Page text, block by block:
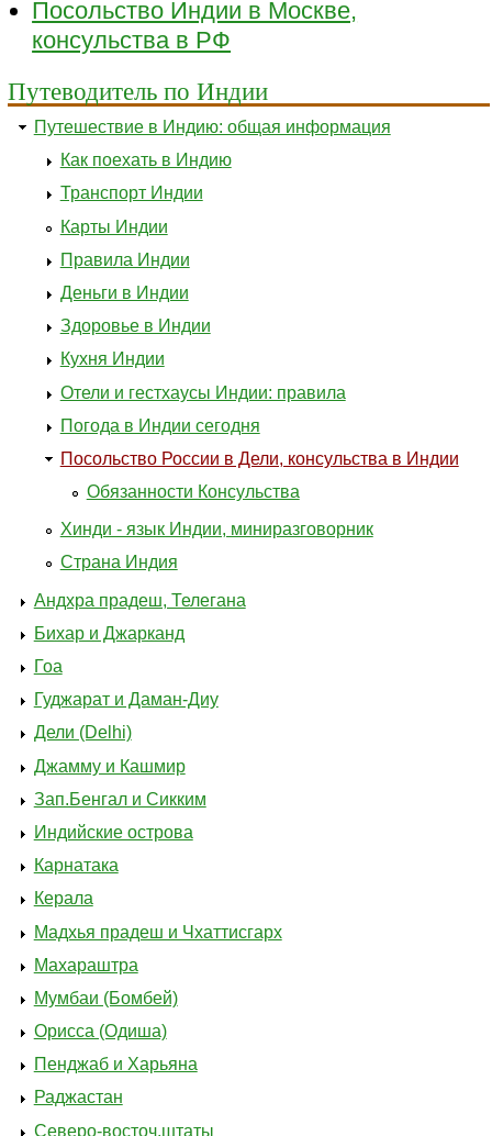
Посольство Индии в Москве,
консульства в РФ
Путеводитель по Индии
Путешествие в Индию: общая информация
Как поехать в Индию
Транспорт Индии
Карты Индии
Правила Индии
Деньги в Индии
Здоровье в Индии
Кухня Индии
Отели и гестхаусы Индии: правила
Погода в Индии сегодня
Посольство России в Дели, консульства в Индии
Обязанности Консульства
Хинди - язык Индии, миниразговорник
Страна Индия
Андхра прадеш, Телегана
Бихар и Джарканд
Гоа
Гуджарат и Даман-Диу
Дели (Delhi)
Джамму и Кашмир
Зап.Бенгал и Сикким
Индийские острова
Карнатака
Керала
Мадхья прадеш и Чхаттисгарх
Махараштра
Мумбаи (Бомбей)
Орисса (Одиша)
Пенджаб и Харьяна
Раджастан
Северо-восточ.штаты